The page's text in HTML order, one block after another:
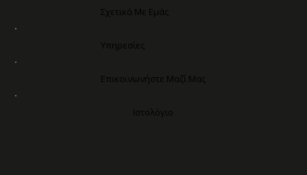
Σχετικά Με Εμάς
Υπηρεσίες
Επικοινωνήστε Μαζί Μας
Ιστολόγιο